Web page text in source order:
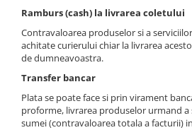
Ramburs (cash) la livrarea coletului
Contravaloarea produselor si a
achitate curierului chiar la livrarea
de dumneavoastra.
Transfer bancar
Plata se poate face si prin virament
proforme, livrarea produselor urmand a
sumei (contravaloarea totala a facturii)